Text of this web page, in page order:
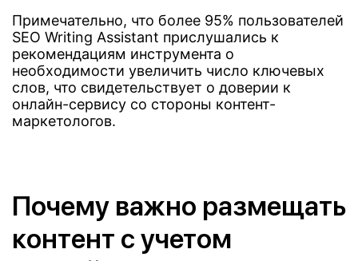
Примечательно, что более 95% пользователей
SEO Writing Assistant прислушались к
рекомендациям инструмента о
необходимости увеличить число ключевых
слов, что свидетельствует о доверии к
онлайн-сервису со стороны контент-
маркетологов.
Почему важно размещать
контент с учетом